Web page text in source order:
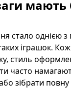
мають
стало однією
іграшок.
стиль
часто
зібрати